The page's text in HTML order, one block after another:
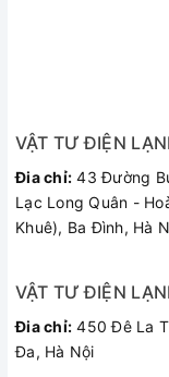
VẬT TƯ ĐIỆN
Đia chỉ: 43 Đường
Lạc Long Quân -
Khuê), Ba Đình, Hà
VẬT TƯ ĐIỆN
Đia chỉ: 450 Đê La
Đa, Hà Nội